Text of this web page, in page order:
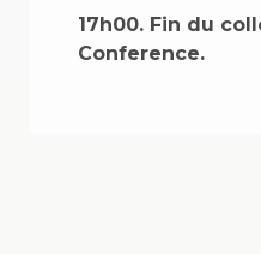
17h00. Fin du
Conference.